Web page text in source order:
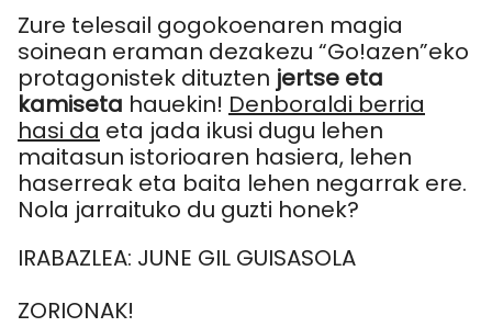
Zure telesail gogokoenaren magia
soinean eraman dezakezu “Go!azen”eko
protagonistek dituzten jertse eta
kamiseta hauekin! Denboraldi berria
hasi da eta jada ikusi dugu lehen
maitasun istorioaren hasiera, lehen
haserreak eta baita lehen negarrak ere.
Nola jarraituko du guzti honek?
IRABAZLEA: JUNE GIL GUISASOLA
ZORIONAK!